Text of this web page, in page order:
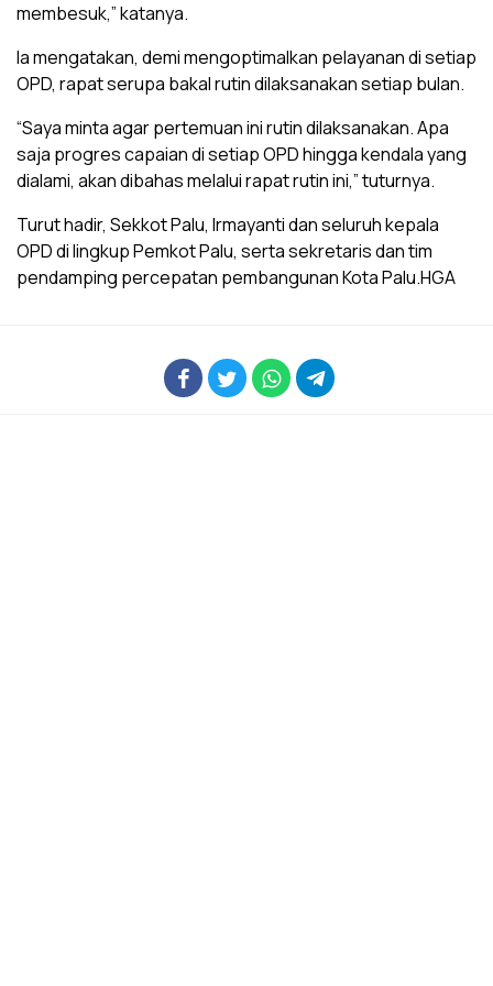
membesuk,” katanya.
Ia mengatakan, demi mengoptimalkan pelayanan di setiap
OPD, rapat serupa bakal rutin dilaksanakan setiap bulan.
“Saya minta agar pertemuan ini rutin dilaksanakan. Apa
saja progres capaian di setiap OPD hingga kendala yang
dialami, akan dibahas melalui rapat rutin ini,” tuturnya.
Turut hadir, Sekkot Palu, Irmayanti dan seluruh kepala
OPD di lingkup Pemkot Palu, serta sekretaris dan tim
pendamping percepatan pembangunan Kota Palu.HGA